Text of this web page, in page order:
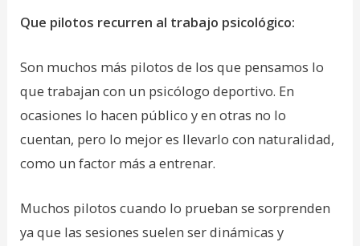
Que pilotos recurren al trabajo psicológico:
Son muchos más pilotos de los que pensamos lo
que trabajan con un psicólogo deportivo. En
ocasiones lo hacen público y en otras no lo
cuentan, pero lo mejor es llevarlo con naturalidad,
como un factor más a entrenar.
Muchos pilotos cuando lo prueban se sorprenden
ya que las sesiones suelen ser dinámicas y